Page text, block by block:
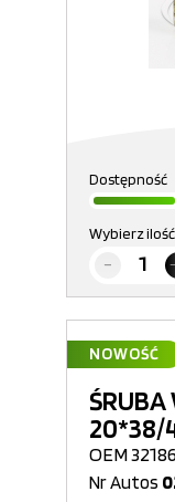
Dostępność
Wybierz ilość
NOWOŚĆ
20*38/
OEM
Nr Autos